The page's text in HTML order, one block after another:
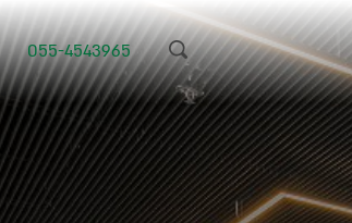
055-4543965